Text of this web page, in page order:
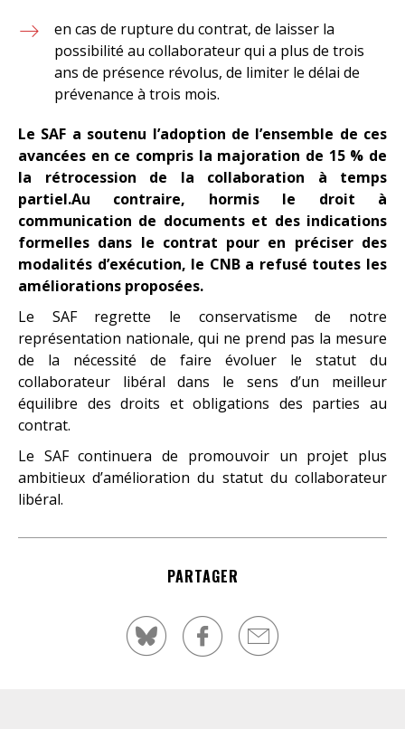
en cas de rupture du contrat, de laisser la
possibilité au collaborateur qui a plus de trois
ans de présence révolus, de limiter le délai de
prévenance à trois mois.
Le SAF a soutenu l’adoption de l’ensemble de ces
avancées en ce compris la majoration de 15 % de
la rétrocession de la collaboration à temps
partiel.Au contraire, hormis le droit à
communication de documents et des indications
formelles dans le contrat pour en préciser des
modalités d’exécution, le CNB a refusé toutes les
améliorations proposées.
Le SAF regrette le conservatisme de notre
représentation nationale, qui ne prend pas la mesure
de la nécessité de faire évoluer le statut du
collaborateur libéral dans le sens d’un meilleur
équilibre des droits et obligations des parties au
contrat.
Le SAF continuera de promouvoir un projet plus
ambitieux d’amélioration du statut du collaborateur
libéral.
PARTAGER